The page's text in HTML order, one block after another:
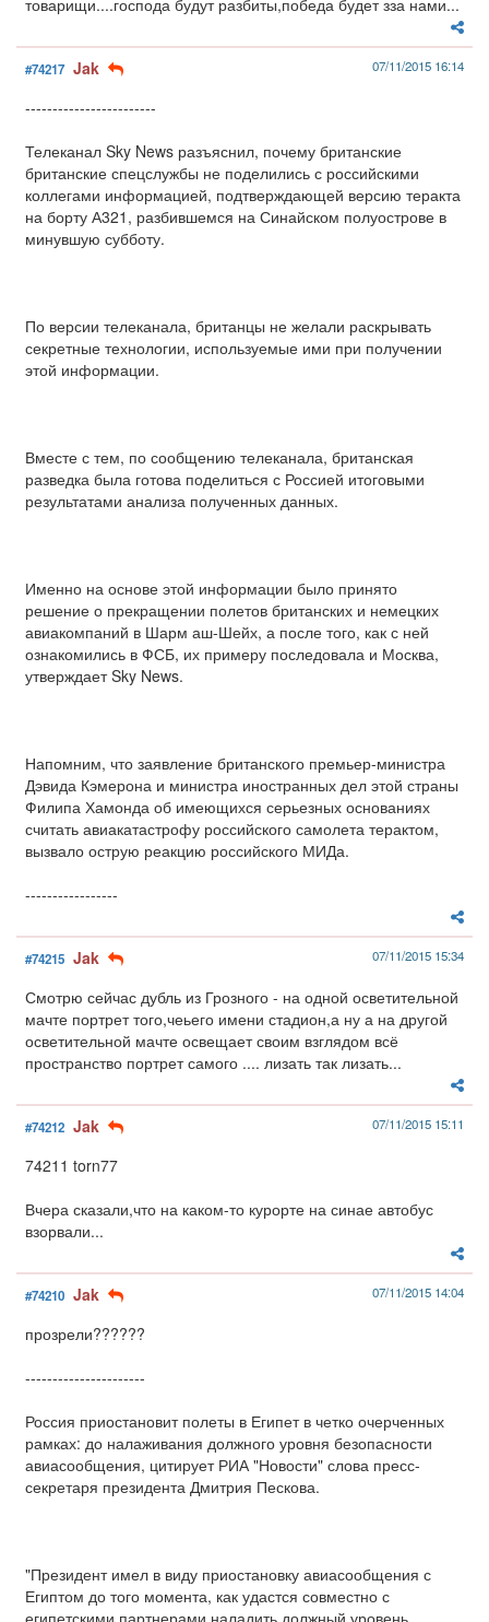
товарищи....господа будут разбиты,победа будет зза нами...
#74217 Jak 07/11/2015 16:14
------------------------
Телеканал Sky News разъяснил, почему британские
британские спецслужбы не поделились с российскими
коллегами информацией, подтверждающей версию теракта
на борту А321, разбившемся на Синайском полуострове в
минувшую субботу.
По версии телеканала, британцы не желали раскрывать
секретные технологии, используемые ими при получении
этой информации.
Вместе с тем, по сообщению телеканала, британская
разведка была готова поделиться с Россией итоговыми
результатами анализа полученных данных.
Именно на основе этой информации было принято
решение о прекращении полетов британских и немецких
авиакомпаний в Шарм аш-Шейх, а после того, как с ней
ознакомились в ФСБ, их примеру последовала и Москва,
утверждает Sky News.
Напомним, что заявление британского премьер-министра
Дэвида Кэмерона и министра иностранных дел этой страны
Филипа Хамонда об имеющихся серьезных основаниях
считать авиакатастрофу российского самолета терактом,
вызвало острую реакцию российского МИДа.
-----------------
#74215 Jak 07/11/2015 15:34
Смотрю сейчас дубль из Грозного - на одной осветительной
мачте портрет того,чеьего имени стадион,а ну а на другой
осветительной мачте освещает своим взглядом всё
пространство портрет самого .... лизать так лизать...
#74212 Jak 07/11/2015 15:11
74211 torn77
Вчера сказали,что на каком-то курорте на синае автобус
взорвали...
#74210 Jak 07/11/2015 14:04
прозрели??????
----------------------
Россия приостановит полеты в Египет в четко очерченных
рамках: до налаживания должного уровня безопасности
авиасообщения, цитирует РИА "Новости" слова пресс-
секретаря президента Дмитрия Пескова.
"Президент имел в виду приостановку авиасообщения с
Египтом до того момента, как удастся совместно с